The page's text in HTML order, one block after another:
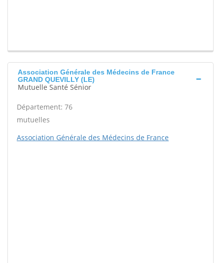
Association Générale des Médecins de France
GRAND QUEVILLY (LE)
Mutuelle Santé Sénior
Département: 76
mutuelles
Association Générale des Médecins de France